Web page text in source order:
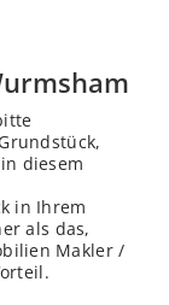
diesem
in Ihrem
als das,
Makler /